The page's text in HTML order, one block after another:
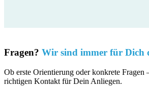
Fragen? Wir sind immer für Dich
Ob erste Orientierung oder konkrete Fragen
richtigen Kontakt für Dein Anliegen.